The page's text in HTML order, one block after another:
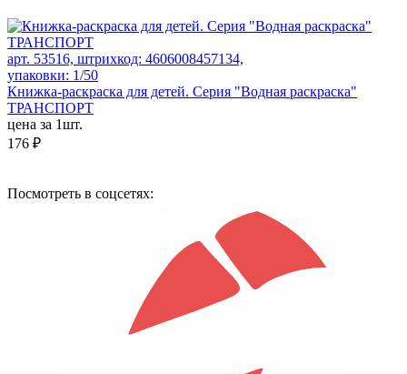
арт. 53516, штрихкод: 4606008457134,
упаковки: 1/50
Книжка-раскраска для детей. Серия "Водная раскраска"
ТРАНСПОРТ
цена за 1шт.
176 ₽
Посмотреть в соцсетях: